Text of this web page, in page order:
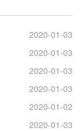
2020-01-03
2020-01-03
2020-01-03
2020-01-03
2020-01-02
2020-01-03